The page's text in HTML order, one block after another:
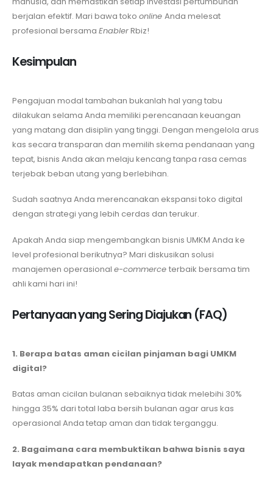
berjalan efektif. Mari bawa toko online Anda melesat
profesional bersama EnablerRbiz!
Kesimpulan
Pengajuan modal tambahan bukanlah hal yang tabu
dilakukan selama Anda memiliki perencanaan keuangan
yang matang dan disiplin yang tinggi. Dengan mengelola arus
kas secara transparan dan memilih skema pendanaan yang
tepat, bisnis Anda akan melaju kencang tanpa rasa cemas
terjebak beban utang yang berlebihan.
Sudah saatnya Anda merencanakan ekspansi toko digital
dengan strategi yang lebih cerdas dan terukur.
Apakah Anda siap mengembangkan bisnis UMKM Anda ke
level profesional berikutnya? Mari diskusikan solusi
manajemen operasional e-commerce terbaik bersama tim
ahli kami hari ini!
Pertanyaan yang Sering Diajukan (FAQ)
1. Berapa batas aman cicilan pinjaman bagi UMKM
digital?
Batas aman cicilan bulanan sebaiknya tidak melebihi 30%
hingga 35% dari total laba bersih bulanan agar arus kas
operasional Anda tetap aman dan tidak terganggu.
2. Bagaimana cara membuktikan bahwa bisnis saya
layak mendapatkan pendanaan?